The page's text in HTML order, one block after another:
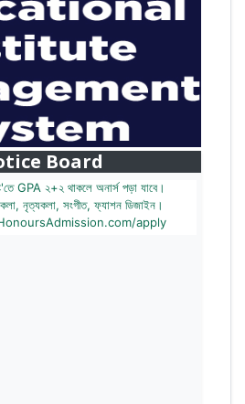
Board
ইউনিভার্সিটিতে অনার্স পড়ার সুযোগ।
৪ বছরে মোট খরচ ২ লক্ষ থেকে ৫ লক্ষ টাকা।
HonoursAdmission.com/apply
GPA ২+২ থাকলে অনার্স পড়া যাবে।
নৃত্যকলা, সংগীত, ফ্যাশন ডিজাইন।
HonoursAdmission.com/apply